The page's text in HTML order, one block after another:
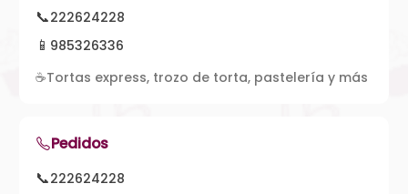
📞222624228
📱 985326336
☕Tortas express, trozo de torta, pastelería y más
Pedidos
📞222624228